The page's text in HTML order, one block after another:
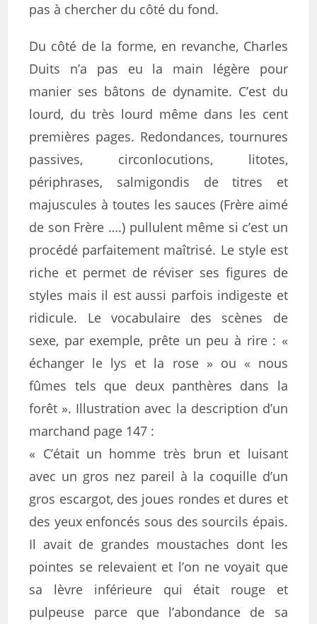
pas à chercher du côté du fond.
Du côté de la forme, en revanche, Charles
Duits n’a pas eu la main légère pour
manier ses bâtons de dynamite. C’est du
lourd, du très lourd même dans les cent
premières pages. Redondances, tournures
passives, circonlocutions, litotes,
périphrases, salmigondis de titres et
majuscules à toutes les sauces (Frère aimé
de son Frère ….) pullulent même si c’est un
procédé parfaitement maîtrisé. Le style est
riche et permet de réviser ses figures de
styles mais il est aussi parfois indigeste et
ridicule. Le vocabulaire des scènes de
sexe, par exemple, prête un peu à rire : «
échanger le lys et la rose » ou « nous
fûmes tels que deux panthères dans la
forêt ». Illustration avec la description d’un
marchand page 147 :
« C’était un homme très brun et luisant
avec un gros nez pareil à la coquille d’un
gros escargot, des joues rondes et dures et
des yeux enfoncés sous des sourcils épais.
Il avait de grandes moustaches dont les
pointes se relevaient et l’on ne voyait que
sa lèvre inférieure qui était rouge et
pulpeuse parce que l’abondance de sa